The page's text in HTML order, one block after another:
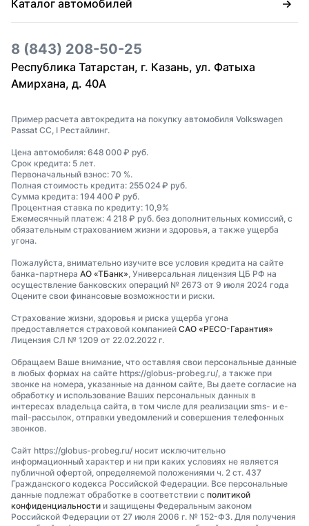
Каталог автомобилей
8 (843) 208-50-25
Республика Татарстан, г. Казань, ул. Фатыха
Амирхана, д. 40А
Пример расчета автокредита на покупку автомобиля Volkswagen
Passat CC, I Рестайлинг.
Цена автомобиля: 648 000 ₽ руб.
Срок кредита: 5 лет.
Первоначальный взнос: 70 %.
Полная стоимость кредита: 255 024 ₽ руб.
Сумма кредита: 194 400 ₽ руб.
Процентная ставка по кредиту: 10,9%
Ежемесячный платеж: 4 218 ₽ руб. без дополнительных комиссий, с
обязательным страхованием жизни и здоровья, а также ущерба
угона.
Пожалуйста, внимательно изучите все условия кредита на сайте
банка-партнера АО «ТБанк», Универсальная лицензия ЦБ РФ на
осуществление банковских операций № 2673 от 9 июля 2024 года
Оцените свои финансовые возможности и риски.
Страхование жизни, здоровья и риска ущерба угона
предоставляется страховой компанией САО «РЕСО-Гарантия»
Лицензия СЛ № 1209 от 22.02.2022 г.
Обращаем Ваше внимание, что оставляя свои персональные данные
в любых формах на сайте https://globus-probeg.ru/, а также при
звонке на номера, указанные на данном сайте, Вы даете согласие на
обработку и использование Ваших персональных данных в
интересах владельца сайта, в том числе для реализации sms- и e-
mail-рассылок, отправки уведомлений и совершения телефонных
звонков.
Сайт https://globus-probeg.ru/ носит исключительно
информационный характер и ни при каких условиях не является
публичной офертой, определяемой положениями ч. 2 ст. 437
Гражданского кодекса Российской Федерации. Все персональные
данные подлежат обработке в соответствии с политикой
конфиденциальности и защищены Федеральным законом
Российской Федерации от 27 июля 2006 г. № 152-ФЗ. Для получения